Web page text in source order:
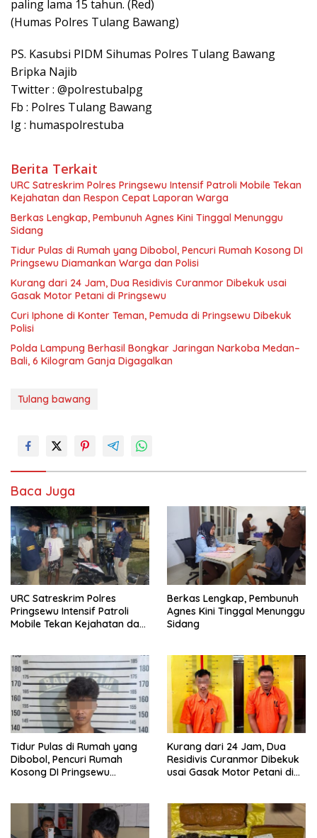
paling lama 15 tahun. (Red)
(Humas Polres Tulang Bawang)
PS. Kasubsi PIDM Sihumas Polres Tulang Bawang
Bripka Najib
Twitter : @polrestubalpg
Fb : Polres Tulang Bawang
Ig : humaspolrestuba
Berita Terkait
URC Satreskrim Polres Pringsewu Intensif Patroli Mobile Tekan
Kejahatan dan Respon Cepat Laporan Warga
Berkas Lengkap, Pembunuh Agnes Kini Tinggal Menunggu
Sidang
Tidur Pulas di Rumah yang Dibobol, Pencuri Rumah Kosong DI
Pringsewu Diamankan Warga dan Polisi
Kurang dari 24 Jam, Dua Residivis Curanmor Dibekuk usai
Gasak Motor Petani di Pringsewu
Curi Iphone di Konter Teman, Pemuda di Pringsewu Dibekuk
Polisi
Polda Lampung Berhasil Bongkar Jaringan Narkoba Medan–
Bali, 6 Kilogram Ganja Digagalkan
Tulang bawang
Baca Juga
URC Satreskrim Polres
Pringsewu Intensif Patroli
Mobile Tekan Kejahatan dan
Berkas Lengkap, Pembunuh
Agnes Kini Tinggal Menunggu
Sidang
Tidur Pulas di Rumah yang
Dibobol, Pencuri Rumah
Kosong DI Pringsewu
Kurang dari 24 Jam, Dua
Residivis Curanmor Dibekuk
usai Gasak Motor Petani di